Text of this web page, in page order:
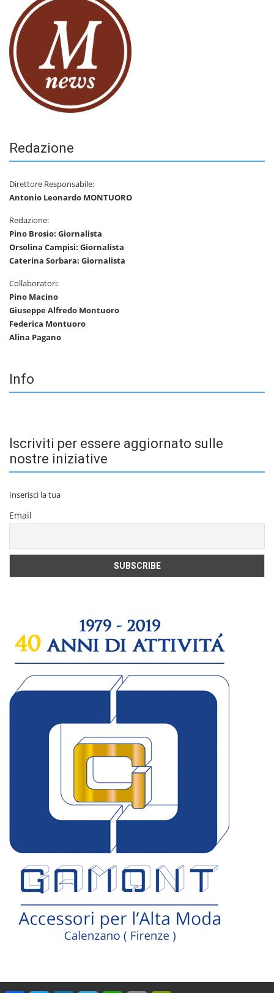
Redazione
Direttore Responsabile:
Antonio Leonardo MONTUORO
Redazione:
Pino Brosio: Giornalista
Orsolina Campisi: Giornalista
Caterina Sorbara: Giornalista
Collaboratori:
Pino Macino
Giuseppe Alfredo Montuoro
Federica Montuoro
Alina Pagano
Info
Iscriviti per essere aggiornato sulle
nostre iniziative
Inserisci la tua
Email